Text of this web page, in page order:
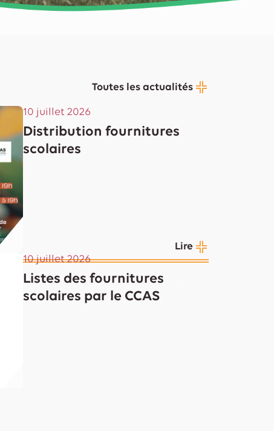
Toutes les actualités
10 juillet 2026
Distribution fournitures
scolaires
Lire
10 juillet 2026
Listes des fournitures
scolaires par le CCAS